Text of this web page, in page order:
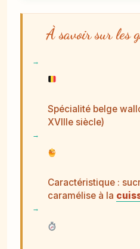
À savoir sur les
Spécialité belge
XVIIIe siècle)
Caractéristique :
caramélise à la